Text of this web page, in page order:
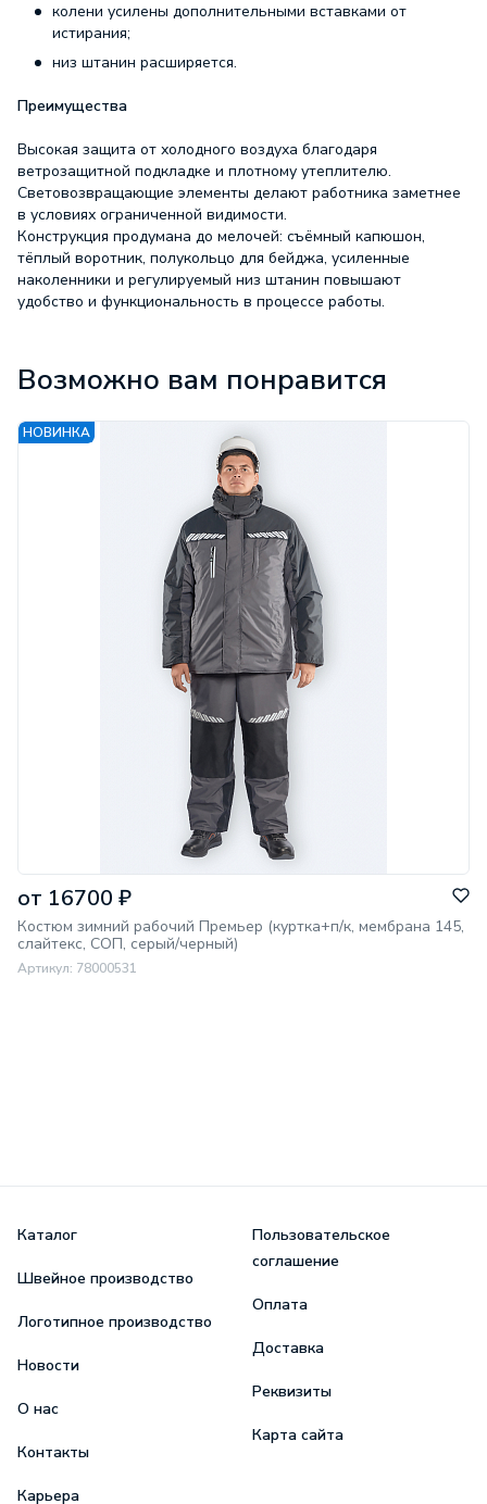
колени усилены дополнительными вставками от
истирания;
низ штанин расширяется.
Преимущества
Высокая защита от холодного воздуха благодаря
ветрозащитной подкладке и плотному утеплителю.
Световозвращающие элементы делают работника заметнее
в условиях ограниченной видимости.
Конструкция продумана до мелочей: съёмный капюшон,
тёплый воротник, полукольцо для бейджа, усиленные
наколенники и регулируемый низ штанин повышают
удобство и функциональность в процессе работы.
Ожидание:
Срок поставки 5-10 дней
Плотность ткани:
сер/черн/красн
молния
12.4.303-2016
019/2011
кур+п/к
нет
кур=450 гр/м2, брюки=300 гр/
м2
Возможно вам понравится
НОВИНКА
от 16700 ₽
Костюм зимний рабочий Премьер (куртка+п/к, мембрана 145,
слайтекс, СОП, серый/черный)
Артикул: 78000531
Каталог
Швейное производство
Логотипное производство
Новости
О нас
Контакты
Карьера
Пользовательское
соглашение
Оплата
Доставка
Реквизиты
Карта сайта